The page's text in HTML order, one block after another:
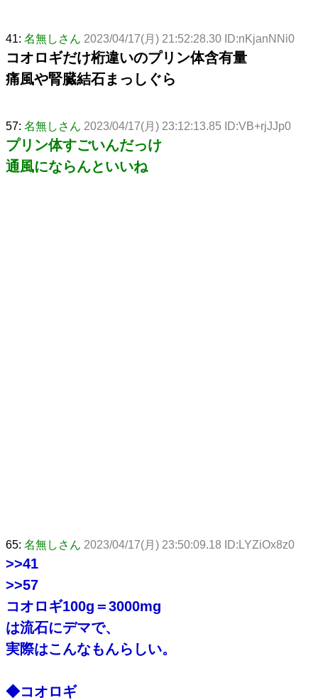
41: 名無しさん 2023/04/17(月) 21:52:28.30 ID:nKjanNNi0
コオロギだけ桁違いのプリン体含有量
痛風や腎臓結石まっしぐら
57: 名無しさん 2023/04/17(月) 23:12:13.85 ID:VB+rjJJp0
プリン体すごいんだっけ
通風にならんといいね
65: 名無しさん 2023/04/17(月) 23:50:09.18 ID:LYZiOx8z0
>>41
>>57
コオロギ100g＝3000mg
は流石にデマで、
実際はこんなもんらしい。
◆コオロギ